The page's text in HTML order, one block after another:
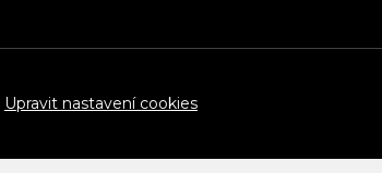
Upravit nastavení cookies